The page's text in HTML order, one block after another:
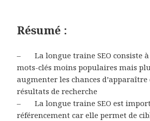
Résumé :
– La longue traine SEO consiste à
mots-clés moins populaires mais
augmenter les chances d’apparaître
résultats de recherche
– La longue traine SEO est
référencement car elle permet de